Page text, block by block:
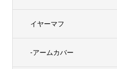
イヤーマフ
-アームカバー